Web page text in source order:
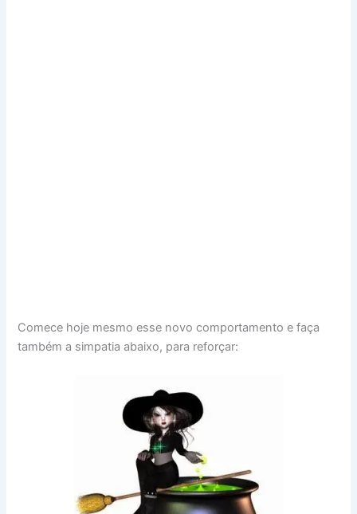
Comece hoje mesmo esse novo comportamento e faça
também a simpatia abaixo, para reforçar: